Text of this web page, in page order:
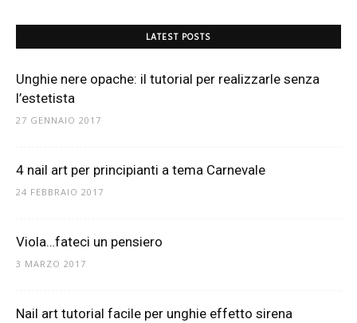
LATEST POSTS
Unghie nere opache: il tutorial per realizzarle senza
l’estetista
27 GENNAIO 2017
4 nail art per principianti a tema Carnevale
24 FEBBRAIO 2017
Viola…fateci un pensiero
3 MARZO 2017
Nail art tutorial facile per unghie effetto sirena